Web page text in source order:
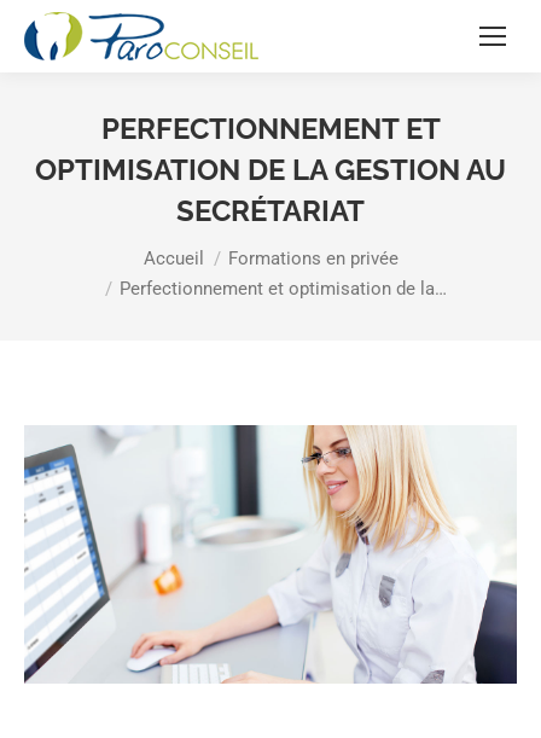
PERFECTIONNEMENT ET
OPTIMISATION DE LA GESTION AU
SECRÉTARIAT
Vous êtes ici :Accueil
Formations en privée
Perfectionnement et optimisation de la…